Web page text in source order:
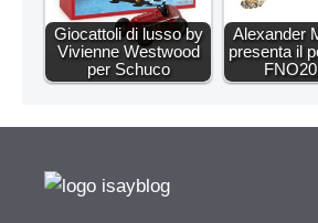
Giocattoli di lusso by
Vivienne Westwood
per Schuco
Alexander
presenta il